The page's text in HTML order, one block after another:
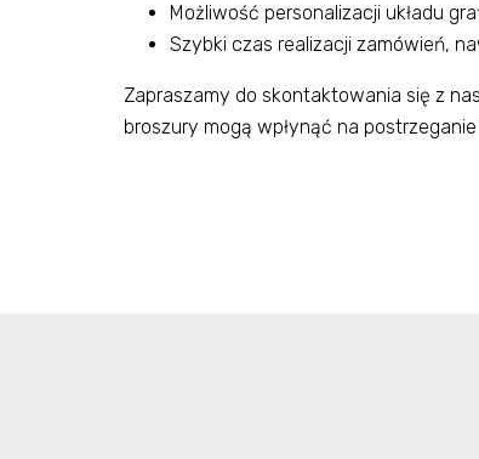
Możliwość personalizacji układu
Szybki czas realizacji zamówień,
Zapraszamy do skontaktowania się z
broszury mogą wpłynąć na postrzeganie